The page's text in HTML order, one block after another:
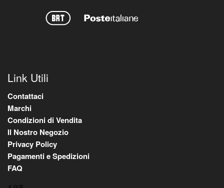
Link Utili
Contattaci
Marchi
Condizioni di Vendita
Il Nostro Negozio
Privacy Policy
Pagamenti e Spedizioni
FAQ